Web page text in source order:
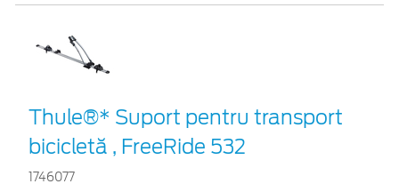
Thule®* Suport pentru transport
bicicletă , FreeRide 532
1746077